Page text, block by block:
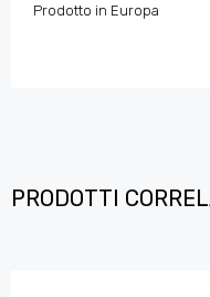
Prodotto in Europa
PRODOTTI